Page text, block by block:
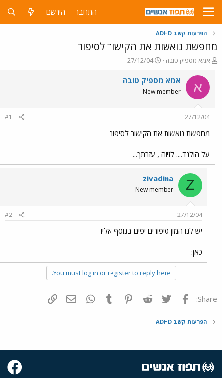
התחבר הירשם
הפרעות קשב ADHD
מחפשת נואשות את הקישור לסיפור
פ
ו
ת
ח
ה
ש
א
אמא מספיק טובה
פ
ו
ר
ם
ר
27/12/04
א אמא מספיק טובה
New member
27/12/04
#1
מחפשת נואשות את הקישור לסיפור
על הולנד.... לזיוה , עזרתך...
Z
zivadina
New member
27/12/04
#2
יש לנו המון סיפורים יפים בנוסף אליו
כאן:
You must log in or register to reply here.
Share: פייסבוק Twitter
Reddit
Pinterest
Tumblr
WhatsAppדואר אלקטרוני
הפרעות קשב ADHD